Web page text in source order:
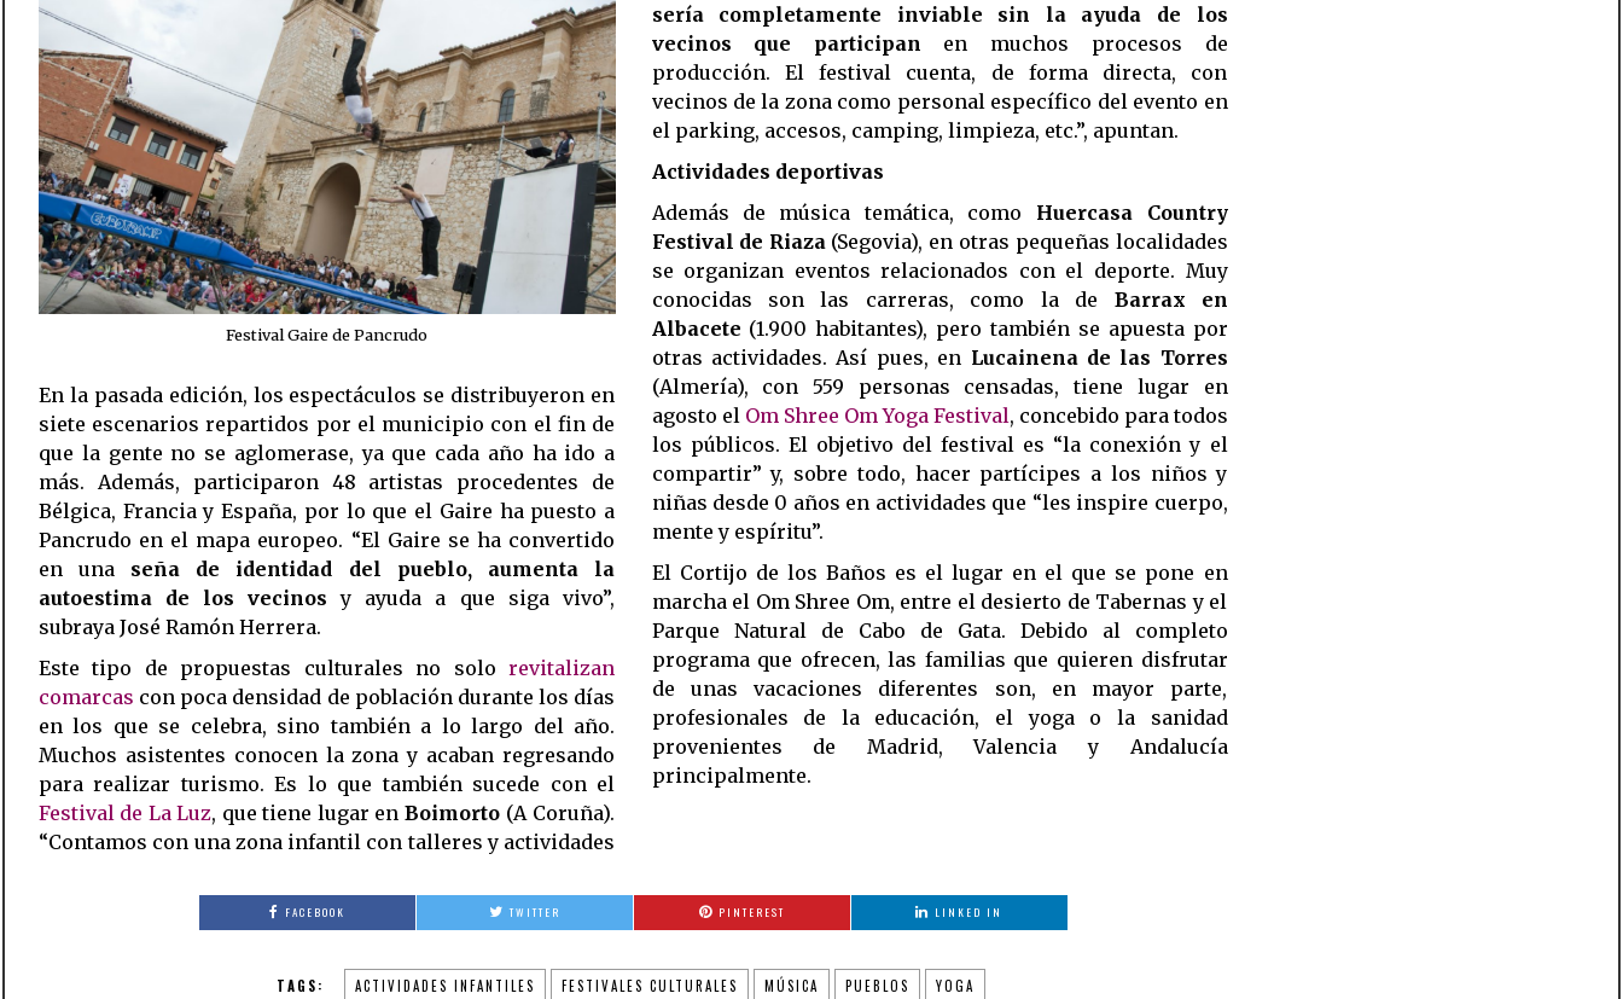
Festival Gaire de Pancrudo
En la pasada edición, los espectáculos se distribuyeron en
siete escenarios repartidos por el municipio con el fin de
que la gente no se aglomerase, ya que cada año ha ido a
más. Además, participaron 48 artistas procedentes de
Bélgica, Francia y España, por lo que el Gaire ha puesto a
Pancrudo en el mapa europeo. “El Gaire se ha convertido
en una seña de identidad del pueblo, aumenta la
autoestima de los vecinos y ayuda a que siga vivo”,
subraya José Ramón Herrera.
Este tipo de propuestas culturales no solo revitalizan
comarcas con poca densidad de población durante los días
en los que se celebra, sino también a lo largo del año.
Muchos asistentes conocen la zona y acaban regresando
para realizar turismo. Es lo que también sucede con el
Festival de La Luz, que tiene lugar en Boimorto (A Coruña).
“Contamos con una zona infantil con talleres y actividades
sería completamente inviable sin la ayuda de los
vecinos que participan en muchos procesos de
producción. El festival cuenta, de forma directa, con
vecinos de la zona como personal específico del evento en
el parking, accesos, camping, limpieza, etc.”, apuntan.
Actividades deportivas
Además de música temática, como Huercasa Country
Festival de Riaza(Segovia), en otras pequeñas localidades
se organizan eventos relacionados con el deporte. Muy
conocidas son las carreras, como la de Barrax en
Albacete (1.900 habitantes), pero también se apuesta por
otras actividades. Así pues, en Lucainena de las Torres
(Almería), con 559 personas censadas, tiene lugar en
agosto el Om Shree Om Yoga Festival, concebido para todos
los públicos. El objetivo del festival es “la conexión y el
compartir” y, sobre todo, hacer partícipes a los niños y
niñas desde 0 años en actividades que “les inspire cuerpo,
mente y espíritu”.
El Cortijo de los Baños es el lugar en el que se pone en
marcha el Om Shree Om, entre el desierto de Tabernas y el
Parque Natural de Cabo de Gata. Debido al completo
programa que ofrecen, las familias que quieren disfrutar
de unas vacaciones diferentes son, en mayor parte,
profesionales de la educación, el yoga o la sanidad
provenientes de Madrid, Valencia y Andalucía
principalmente.
FACEBOOK TWITTER PINTEREST LINKED IN
TAGS: ACTIVIDADES INFANTILES FESTIVALES CULTURALES MÚSICA PUEBLOS YOGA